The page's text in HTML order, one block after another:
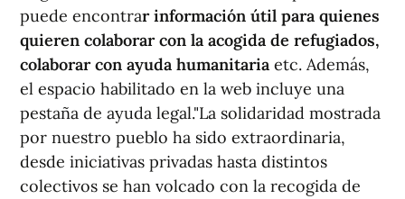
puede encontrar información útil para quienes
quieren colaborar con la acogida de refugiados,
colaborar con ayuda humanitaria etc. Además,
el espacio habilitado en la web incluye una
pestaña de ayuda legal."La solidaridad mostrada
por nuestro pueblo ha sido extraordinaria,
desde iniciativas privadas hasta distintos
colectivos se han volcado con la recogida de